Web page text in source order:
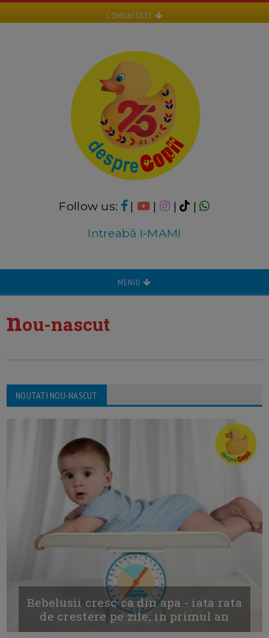
COMUNITATE
Follow us: | | |
|
Intreabă I-MAMI
MENIU
nou-nascut
NOUTATI NOU-NASCUT
Bebelusii cresc ca din apa - iata rata
de crestere pe zile, in primul an